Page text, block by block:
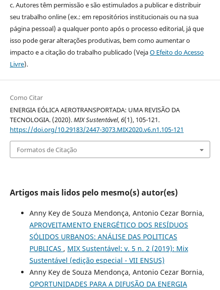
c. Autores têm permissão e são estimulados a publicar e distribuir
seu trabalho online (ex.: em repositórios institucionais ou na sua
página pessoal) a qualquer ponto após o processo editorial, já que
isso pode gerar alterações produtivas, bem como aumentar o
impacto e a citação do trabalho publicado (VejaO Efeito do Acesso
Livre).
Como Citar
ENERGIA EÓLICA AEROTRANSPORTADA: UMA REVISÃO DA
TECNOLOGIA. (2020).MIX Sustentável,6(1), 105-121.
https://doi.org/10.29183/2447-3073.MIX2020.v6.n1.105-121
Formatos de Citação
Artigos mais lidos pelo mesmo(s) autor(es)
Anny Key de Souza Mendonça, Antonio Cezar Bornia,
APROVEITAMENTO ENERGÉTICO DOS RESÍDUOS
SÓLIDOS URBANOS: ANÁLISE DAS POLITICAS
PUBLICAS , MIX Sustentável: v. 5 n. 2 (2019): Mix
Sustentável (edição especial - VII ENSUS)
Anny Key de Souza Mendonça, Antonio Cezar Bornia,
OPORTUNIDADES PARA A DIFUSÃO DA ENERGIA